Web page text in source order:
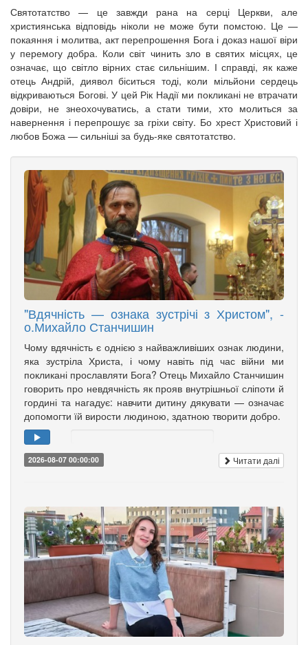
Святотатство — це завжди рана на серці Церкви, але
християнська відповідь ніколи не може бути помстою. Це —
покаяння і молитва, акт перепрошення Бога і доказ нашої віри
у перемогу добра. Коли світ чинить зло в святих місцях, це
означає, що світло вірних стає сильнішим. І справді, як каже
отець Андрій, диявол біситься тоді, коли мільйони сердець
відкриваються Богові. У цей Рік Надії ми покликані не втрачати
довіри, не знеохочуватись, а стати тими, хто молиться за
навернення і перепрошує за гріхи світу. Бо хрест Христовий і
любов Божа — сильніші за будь-яке святотатство.
"Вдячність — ознака зустрічі з Христом", -
о.Михайло Станчишин
Чому вдячність є однією з найважливіших ознак людини,
яка зустріла Христа, і чому навіть під час війни ми
покликані прославляти Бога? Отець Михайло Станчишин
говорить про невдячність як прояв внутрішньої сліпоти й
гордині та нагадує: навчити дитину дякувати — означає
допомогти їй вирости людиною, здатною творити добро.
2026-08-07 00:00:00 Читати далі